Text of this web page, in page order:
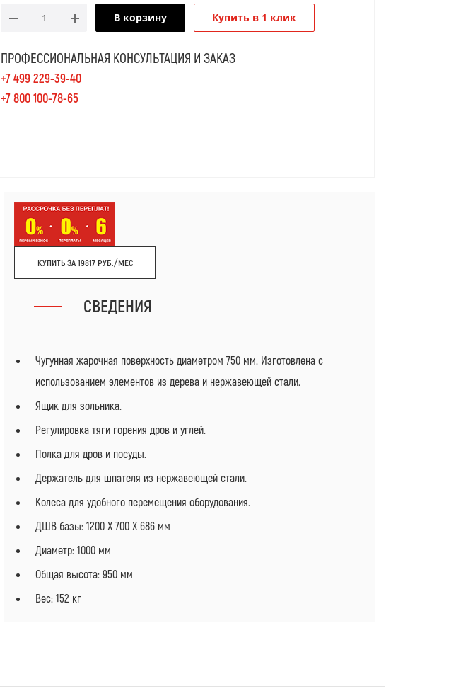
В корзину Купить в 1 клик
ПРОФЕССИОНАЛЬНАЯ КОНСУЛЬТАЦИЯ И ЗАКАЗ
+7 499 229-39-40
+7 800 100-78-65
КУПИТЬ ЗА 19817 РУБ./МЕС
СВЕДЕНИЯ
Чугунная жарочная поверхность диаметром 750 мм. Изготовлена с
использованием элементов из дерева и нержавеющей стали.
Ящик для зольника.
Регулировка тяги горения дров и углей.
Полка для дров и посуды.
Держатель для шпателя из нержавеющей стали.
Колеса для удобного перемещения оборудования.
ДШВ базы: 1200 Х 700 Х 686 мм
Диаметр: 1000 мм
Общая высота: 950 мм
Вес: 152 кг